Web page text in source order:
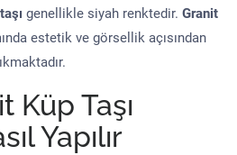
genellikle siyah renktedir. Granit
estetik ve görsellik açısından
Küp Taşı
Yapılır